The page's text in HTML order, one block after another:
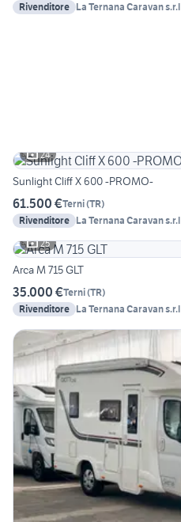
Rivenditore La Ternana Caravan s.r.l
24
Sunlight Cliff X 600 -PROMO-
61.500 €Terni(TR)
Rivenditore La Ternana Caravan s.r.l
25
Arca M 715 GLT
35.000 €Terni(TR)
Rivenditore La Ternana Caravan s.r.l